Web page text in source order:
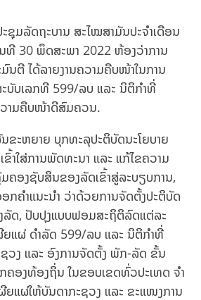
ະຊຸມລັດຖະບານ ສະໄໝສາມັນປະຈຳເດືອນ
ທີ 30 ພຶດສະພາ 2022 ຫ້ອງວ່າການ
ນຕີ ໄດ້ລາຍງານຄວາມຄືບໜ້າໃນການ
ບັບເລກທີ 599/ລບ ແລະ ນິຕິກຳທີ່
າມຄືບໜ້າດີສົມຄວນ.
ຂະຫຍາຍ ບຸກທະລຸປະຕິບັດນະໂຍບາຍ
າໃສ່ການພັດທະນາ ແລະ ແກ້ໄຂຄວາມ
ຄອງຊັບສິນຂອງລັດເຂົ້າສູ່ລະບຽບການ,
ກຄຳແນະນຳ ວ່າດ້ວຍການຈັດຕັ້ງປະຕິບັດ
ດ, ປັບປຸງແບບຟອມສະຖິຕິລົດແຕ່ລະ
ຍແຜ່ ດຳລັດ 599/ລບ ແລະ ນິຕິກໍາທີ່
ວງ ແລະ ອົງການຈັດຕັ້ງ ພັກ-ລັດ ຂັ້ນ
ຄອງທ້ອງຖິ່ນ ໃນຂອບເຂດທົ່ວປະເທດ ຈໍາ
ຍແຜ່ໃຫ້ບັນດາກະຊວງ ແລະ ຂະແໜງການ